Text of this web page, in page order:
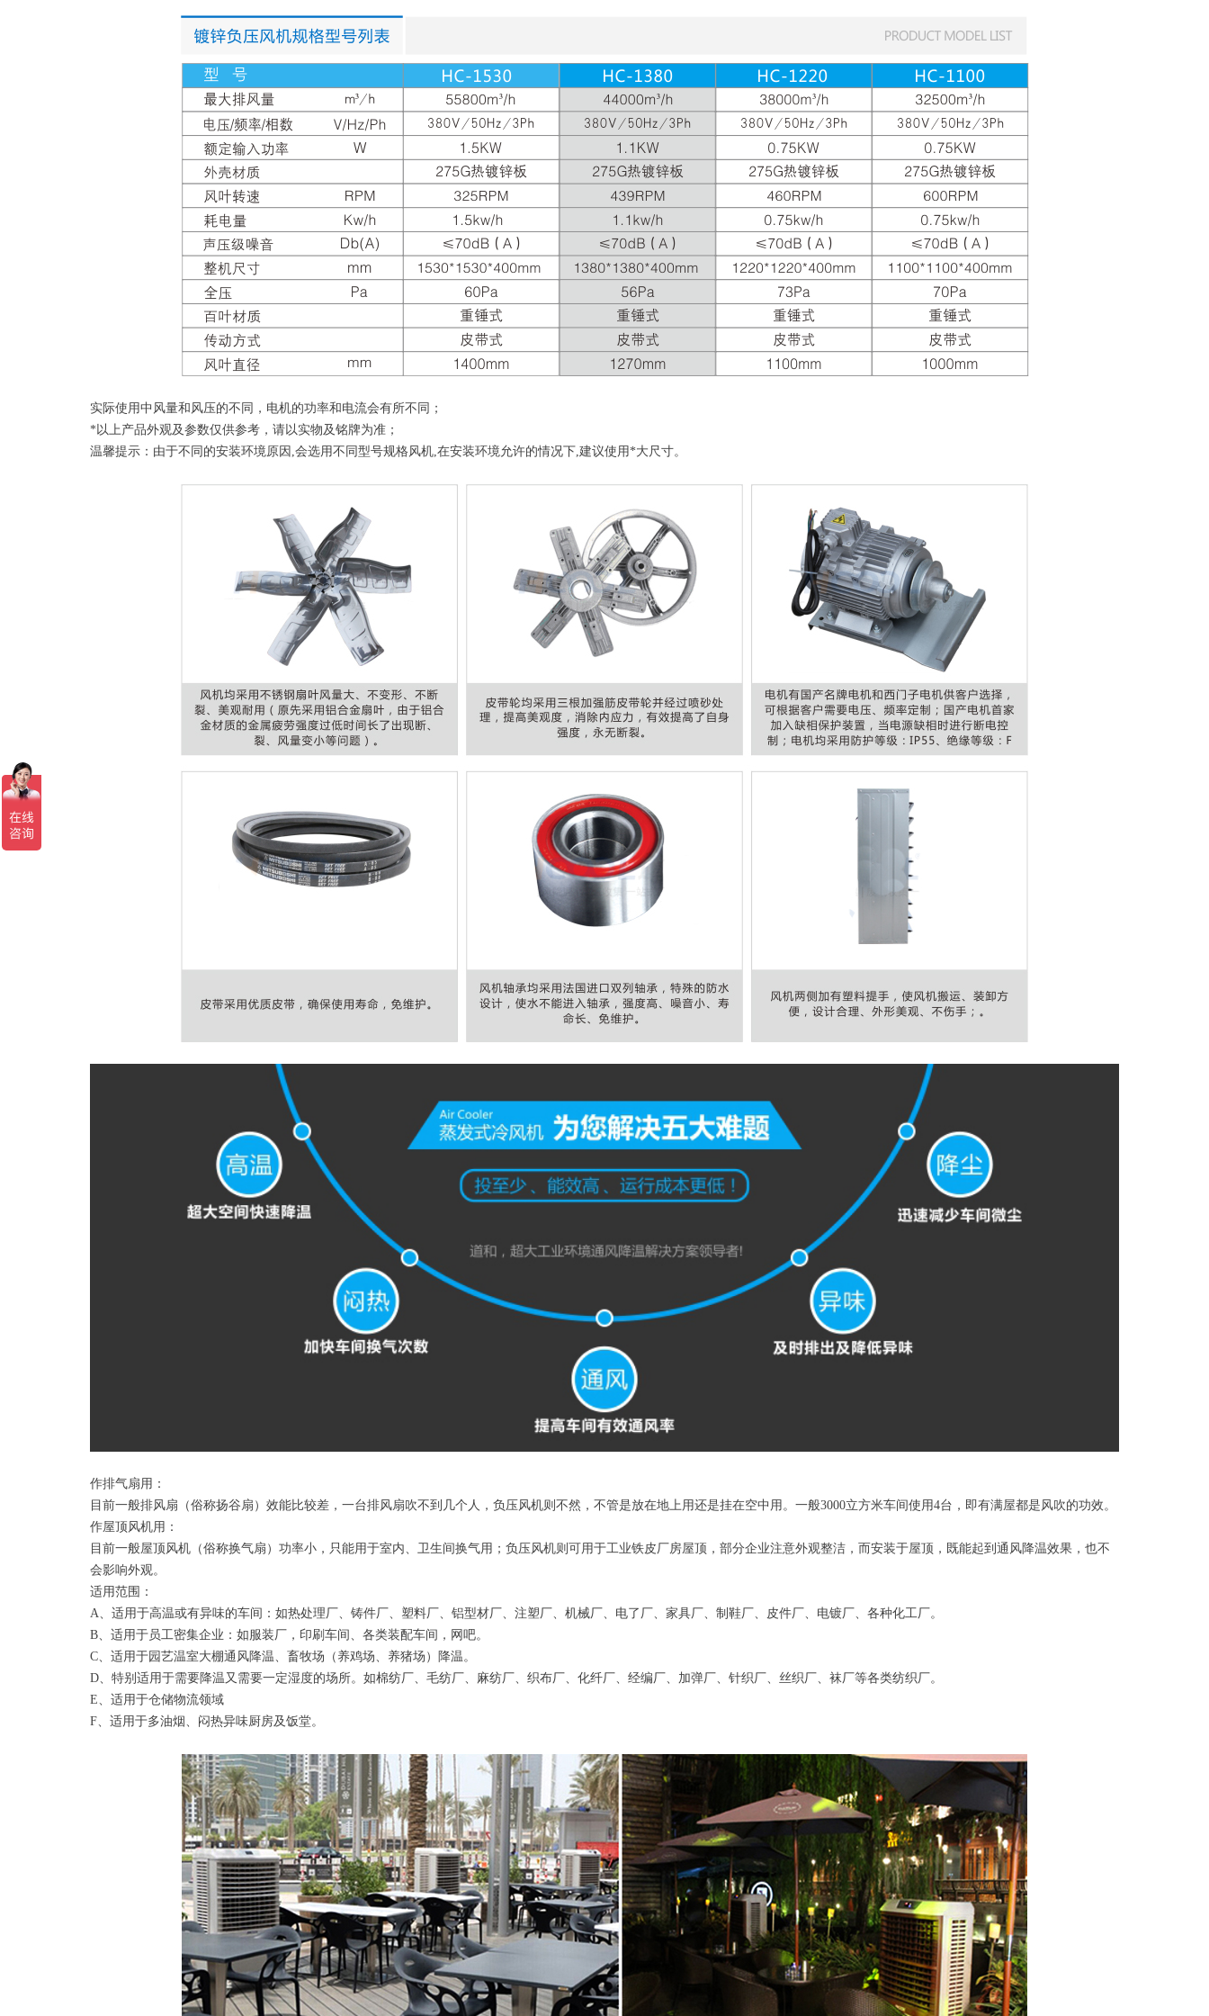
实际使用中风量和风压的不同，电机的功率和电流会有所不同；
*以上产品外观及参数仅供参考，请以实物及铭牌为准；
温馨提示：由于不同的安装环境原因,会选用不同型号规格风机,在安装环境允许的情况下,建议使用*大尺寸。
作排气扇用：
目前一般排风扇（俗称扬谷扇）效能比较差，一台排风扇吹不到几个人，负压风机则不然，不管是放在地上用还是挂在空中用。一般3000立方米车间使用4台，即有满屋都是风吹的功效。
作屋顶风机用：
目前一般屋顶风机（俗称换气扇）功率小，只能用于室内、卫生间换气用；负压风机则可用于工业铁皮厂房屋顶，部分企业注意外观整洁，而安装于屋顶，既能起到通风降温效果，也不
会影响外观。
适用范围：
A、适用于高温或有异味的车间：如热处理厂、铸件厂、塑料厂、铝型材厂、注塑厂、机械厂、电了厂、家具厂、制鞋厂、皮件厂、电镀厂、各种化工厂。
B、适用于员工密集企业：如服装厂，印刷车间、各类装配车间，网吧。
C、适用于园艺温室大棚通风降温、畜牧场（养鸡场、养猪场）降温。
D、特别适用于需要降温又需要一定湿度的场所。如棉纺厂、毛纺厂、麻纺厂、织布厂、化纤厂、经编厂、加弹厂、针织厂、丝织厂、袜厂等各类纺织厂。
E、适用于仓储物流领域
F、适用于多油烟、闷热异味厨房及饭堂。